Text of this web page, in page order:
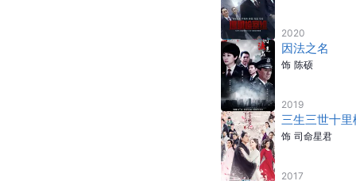
2020
因法之名
饰 陈硕
2019
三生三世十里
饰 司命星君
2017